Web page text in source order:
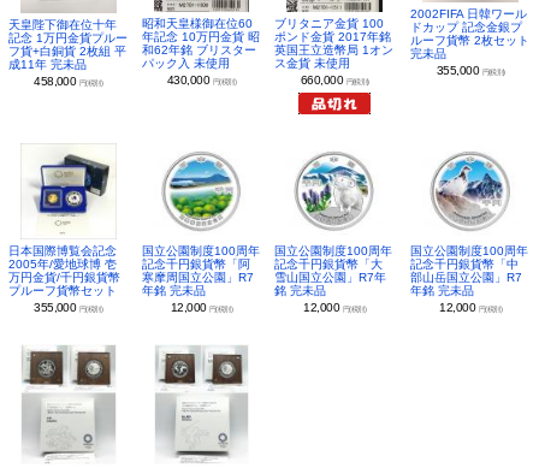
天皇陛下御在位十年
記念 1万円金貨プルー
フ貨+白銅貨 2枚組 平
成11年 完未品
458,000 円(税別)
昭和天皇様御在位60
年記念 10万円金貨 昭
和62年銘 ブリスター
パック入 未使用
430,000 円(税別)
ブリタニア金貨 100
ポンド金貨 2017年銘
英国王立造幣局 1オン
ス金貨 未使用
660,000 円(税別)
2002FIFA 日韓ワール
ドカップ 記念金銀プ
ルーフ貨幣 2枚セット
完未品
355,000 円(税別)
日本国際博覧会記念
2005年/愛地球博 壱
万円金貨/千円銀貨幣
プルーフ貨幣セット
355,000 円(税別)
国立公園制度100周年
記念千円銀貨幣「阿
寒摩周国立公園」R7
年銘 完未品
12,000 円(税別)
国立公園制度100周年
記念千円銀貨幣「大
雪山国立公園」R7年
銘 完未品
12,000 円(税別)
国立公園制度100周年
記念千円銀貨幣「中
部山岳国立公園」R7
年銘 完未品
12,000 円(税別)